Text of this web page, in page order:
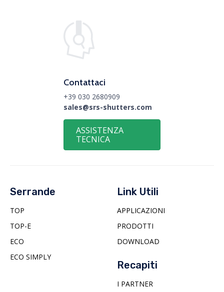
Contattaci
+39 030 2680909
sales@srs-shutters.com
ASSISTENZA
TECNICA
Serrande
TOP
TOP-E
ECO
ECO SIMPLY
Link Utili
APPLICAZIONI
PRODOTTI
DOWNLOAD
Recapiti
I PARTNER